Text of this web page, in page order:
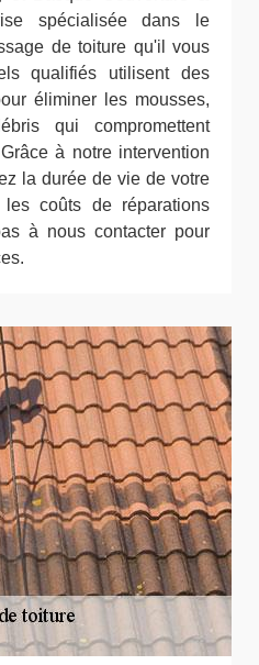
spécialisée dans le
de toiture qu'il vous
qualifiés utilisent des
éliminer les mousses,
qui compromettent
à notre intervention
la durée de vie de votre
coûts de réparations
à nous contacter pour